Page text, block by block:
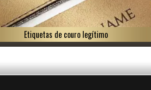
Etiquetas de couro legítimo